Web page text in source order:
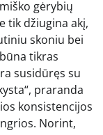
gėrybių
tik džiugina akį,
skoniu bei
tikras
susidūręs su
praranda
konsistencijos
Norint,